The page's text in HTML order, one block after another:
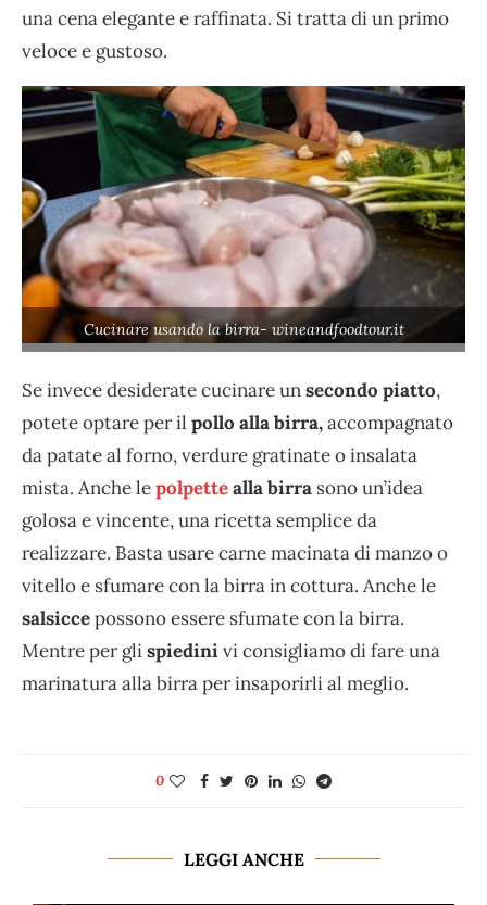
una cena elegante e raffinata. Si tratta di un primo
veloce e gustoso.
Cucinare usando la birra- wineandfoodtour.it
Se invece desiderate cucinare unsecondo piatto,
potete optare per il pollo alla birra,accompagnato
da patate al forno, verdure gratinate o insalata
mista. Anche lepolpettealla birra sono un’idea
golosa e vincente, una ricetta semplice da
realizzare. Basta usare carne macinata di manzo o
vitello e sfumare con la birra in cottura. Anche le
salsiccepossono essere sfumate con la birra.
Mentre per glispiedinivi consigliamo di fare una
marinatura alla birra per insaporirli al meglio.
0
LEGGI ANCHE